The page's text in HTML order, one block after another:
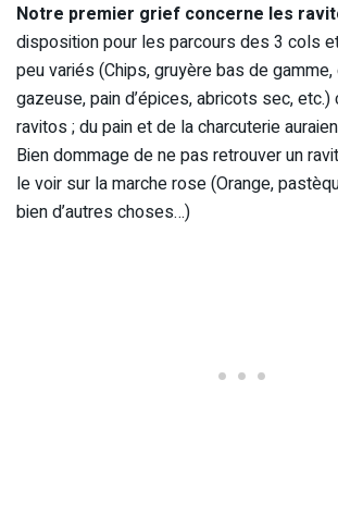
Notre premier grief concerne les
disposition pour les parcours des 3 cols
peu variés (Chips, gruyère bas de gamme,
gazeuse, pain d’épices, abricots sec,
ravitos ; du pain et de la charcuterie
Bien dommage de ne pas retrouver un
le voir sur la marche rose (Orange,
bien d’autres choses…)